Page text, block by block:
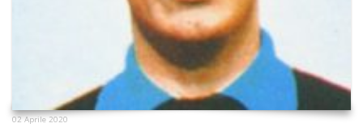
02 Aprile 2020